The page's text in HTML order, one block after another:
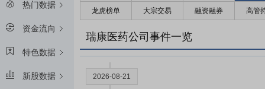
热门数据
资金流向
特色数据
新股数据
龙虎榜单 大宗交易 融资融券 高管
瑞康医药公司事件一览
2026-08-21